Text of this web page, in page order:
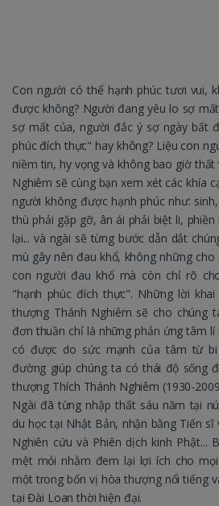
Con người có thể hạnh phúc tươi vui,
được không? Người đang yêu lo sợ
sợ mất của, người đắc ý sợ ngày bất
phúc đích thực" hay không? Liệu con
niềm tin, hy vọng và không bao giờ
Nghiêm sẽ cùng bạn xem xét các khía
người không được hạnh phúc như:
thù phải gặp gỡ, ân ái phải biệt li,
lại... và ngài sẽ từng bước dẫn dắt
mù gây nên đau khổ, không những
con người đau khổ mà còn chỉ rõ
"hạnh phúc đích thực". Những lời
thượng Thánh Nghiêm sẽ cho chúng
đơn thuần chỉ là những phản ứng tâm
có được do sức mạnh của tâm từ
đường giúp chúng ta có thái độ sống
thượng Thích Thánh Nghiêm (1930-
Ngài đã từng nhập thất sáu năm tại
du học tại Nhật Bản, nhận bằng Tiến sĩ
Nghiên cứu và Phiên dịch kinh Phật...
mệt mỏi nhằm đem lại lợi ích cho
một trong bốn vị hòa thượng nổi tiếng
tại Đài Loan thời hiện đại.